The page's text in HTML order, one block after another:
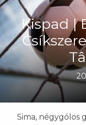
Kispad |
Sima, négygólos